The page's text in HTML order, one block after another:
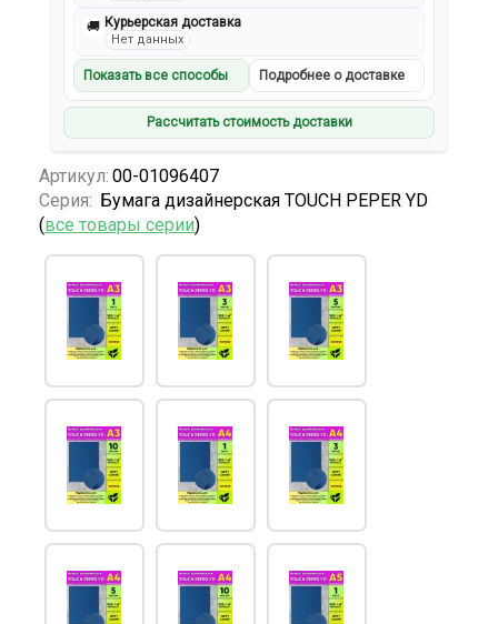
🚚 Курьерская доставка
Нет данных
Показать все способы Подробнее о доставке
Рассчитать стоимость доставки
Артикул: 00-01096407
Серия: Бумага дизайнерская TOUCH PEPER YD
(все товары серии)